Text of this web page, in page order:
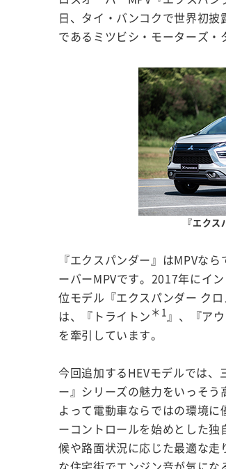
日、タイ・バンコクで世界初
であるミツビシ・モーターズ・
『エク
『エクスパンダー』はMPVな
ーバーMPVです。2017年にイ
位モデル『エクスパンダー ク
は、『トライトン ＊1 』、『ア
を牽引しています。
今回追加するHEVモデルでは
ー』シリーズの魅力をいっそう
よって電動車ならではの環境
ーコントロールを始めとした
候や路面状況に応じた最適な走